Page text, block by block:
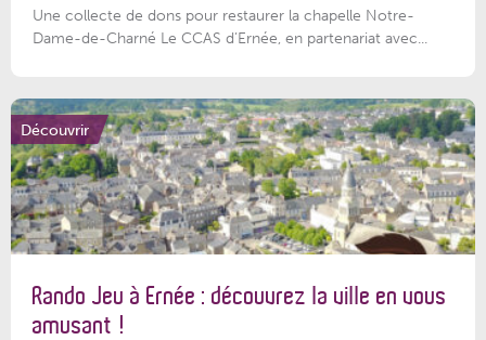
Une collecte de dons pour restaurer la chapelle Notre-
Dame-de-Charné Le CCAS d’Ernée, en partenariat avec...
Découvrir
Rando Jeu à Ernée : découvrez la ville en vous
amusant !